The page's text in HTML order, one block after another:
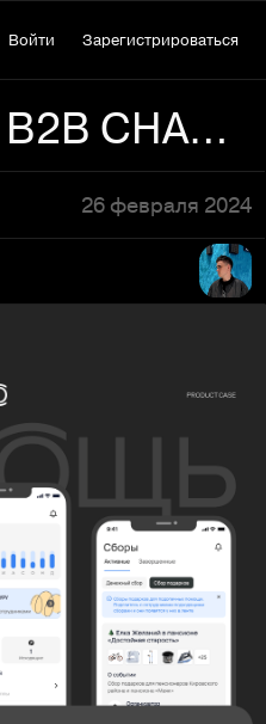
Войти Зарегистрироваться
POMOSCH | B2B CHARITY APP
26 февраля 2024